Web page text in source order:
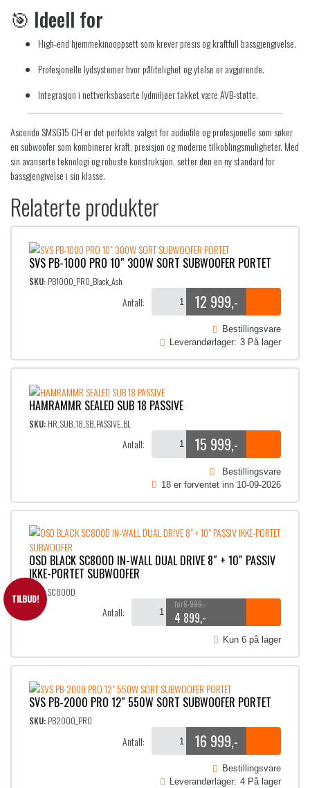
🎯 Ideell for
High-end hjemmekinooppsett som krever presis og kraftfull bassgjengivelse.
Profesjonelle lydsystemer hvor pålitelighet og ytelse er avgjørende.
Integrasjon i nettverksbaserte lydmiljøer takket være AVB-støtte.
Ascendo SMSG15 CH er det perfekte valget for audiofile og profesjonelle som søker
en subwoofer som kombinerer kraft, presisjon og moderne tilkoblingsmuligheter. Med
sin avanserte teknologi og robuste konstruksjon, setter den en ny standard for
bassgjengivelse i sin klasse.​
Relaterte produkter
SVS PB-1000 PRO 10″ 300W SORT SUBWOOFER PORTET
SKU: PB1000_PRO_Black_Ash
Antall: 12 999,-
Bestillingsvare
Leverandørlager: 3 På lager
HAMRAMMR SEALED SUB 18 PASSIVE
SKU: HR_SUB_18_SB_PASSIVE_BL
Antall: 15 999,-
Bestillingsvare
18 er forventet inn 10-09-2026
TILBUD!
OSD BLACK SC800D IN-WALL DUAL DRIVE 8″ + 10″ PASSIV
IKKE-PORTET SUBWOOFER
SKU:SC800D
Antall:
6 999,-
O
r
n
n
p
4 899,-
N
æ
e
n
i
Kun 6 på lager
SVS PB-2000 PRO 12″ 550W SORT SUBWOOFER PORTET
SKU: PB2000_PRO
Antall: 16 999,-
Bestillingsvare
Leverandørlager: 4 På lager